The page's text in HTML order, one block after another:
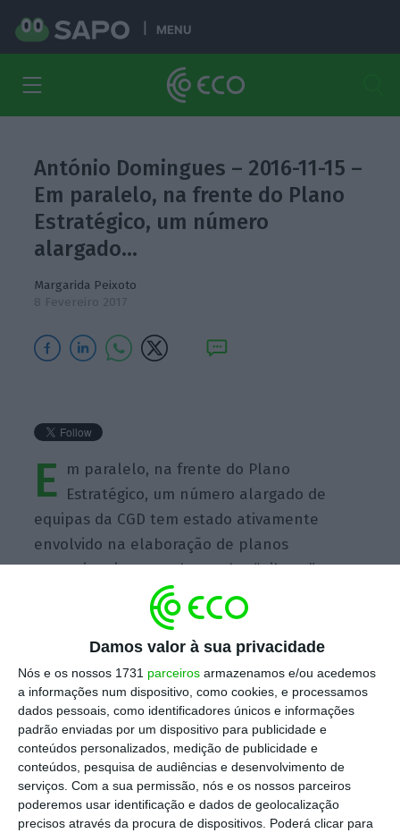
Damos valor à sua privacidade
Nós e os nossos 1731 parceiros armazenamos e/ou acedemos
a informações num dispositivo, como cookies, e processamos
dados pessoais, como identificadores únicos e informações
padrão enviadas por um dispositivo para publicidade e
conteúdos personalizados, medição de publicidade e
conteúdos, pesquisa de audiências e desenvolvimento de
serviços. Com a sua permissão, nós e os nossos parceiros
poderemos usar identificação e dados de geolocalização
precisos através da procura de dispositivos. Poderá clicar para
MENU
António Domingues – 2016-11-15 –
Em paralelo, na frente do Plano
Estratégico, um número
alargado…
Margarida Peixoto
8 Fevereiro 2017
E m paralelo, na frente do Plano
Estratégico, um número alargado de
equipas da CGD tem estado ativamente
envolvido na elaboração de planos
operacionais par cada um dos “pilares”
integrantes do Plano.
https://eco.sapo.pt/quote/antonio-domingues-2016-11-15-em-paralelo-na-frente-do-plano-estrategico-um-numero-alargado-3/ Copiar
Assine o ECO Premium